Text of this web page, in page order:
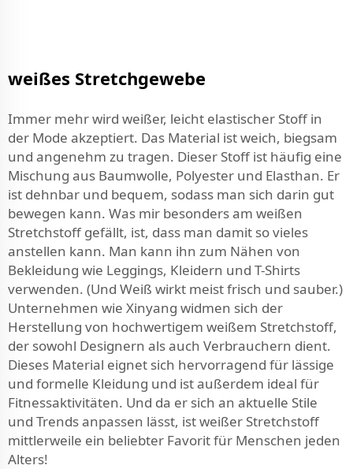
weißes Stretchgewebe
Immer mehr wird weißer, leicht elastischer Stoff in
der Mode akzeptiert. Das Material ist weich, biegsam
und angenehm zu tragen. Dieser Stoff ist häufig eine
Mischung aus Baumwolle, Polyester und Elasthan. Er
ist dehnbar und bequem, sodass man sich darin gut
bewegen kann. Was mir besonders am weißen
Stretchstoff gefällt, ist, dass man damit so vieles
anstellen kann. Man kann ihn zum Nähen von
Bekleidung wie Leggings, Kleidern und T-Shirts
verwenden. (Und Weiß wirkt meist frisch und sauber.)
Unternehmen wie Xinyang widmen sich der
Herstellung von hochwertigem weißem Stretchstoff,
der sowohl Designern als auch Verbrauchern dient.
Dieses Material eignet sich hervorragend für lässige
und formelle Kleidung und ist außerdem ideal für
Fitnessaktivitäten. Und da er sich an aktuelle Stile
und Trends anpassen lässt, ist weißer Stretchstoff
mittlerweile ein beliebter Favorit für Menschen jeden
Alters!